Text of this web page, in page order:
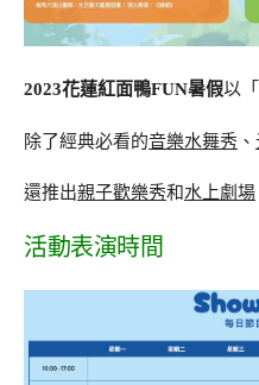
2023花蓮紅面鴨FUN暑假以
除了經典必看的音樂水舞秀 、
還推出親子歡樂秀和水上劇場
活動表演時間